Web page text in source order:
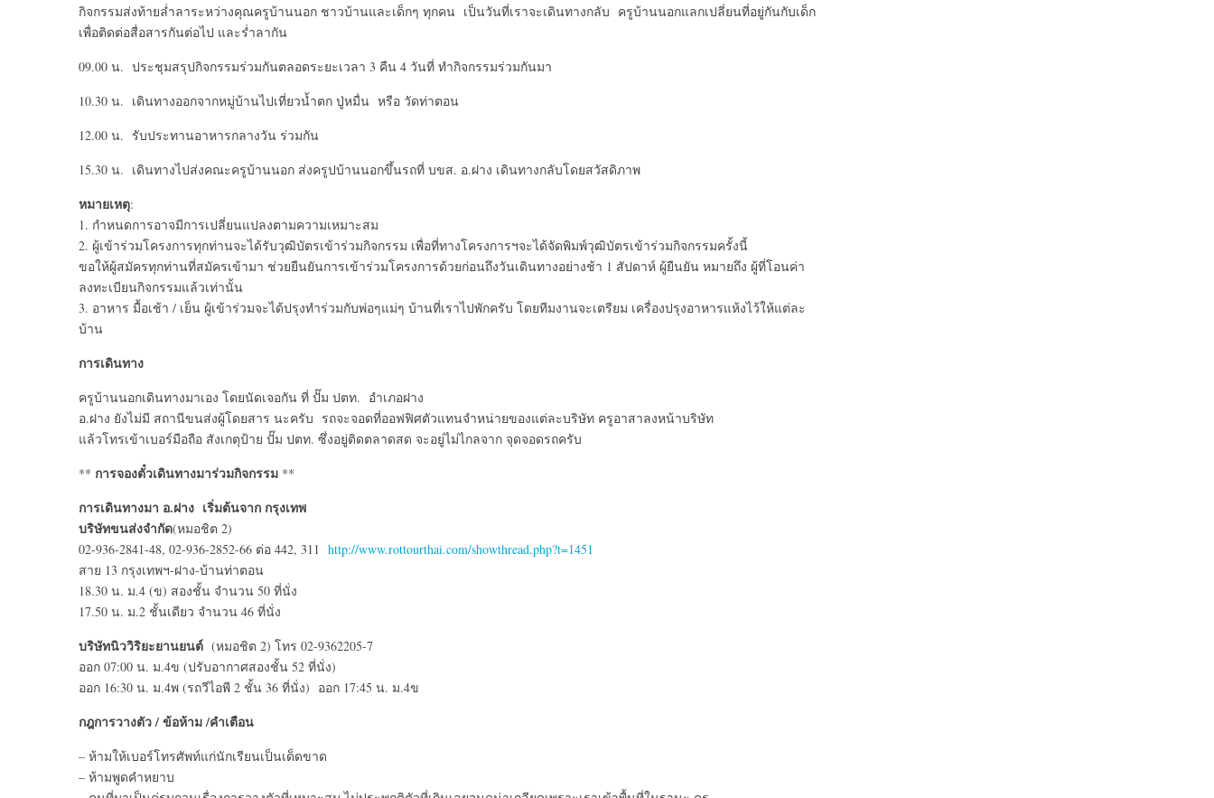
กิจกรรมส่งท้ายล่ำลาระหว่างคุณครูบ้านนอก ชาวบ้านและเด็กๆ ทุกคน เป็นวันที่เราจะเดินทางกลับ ครูบ้านนอกแลกเปลี่ยนที่อยู่กันกับเด็ก
เพื่อติดต่อสื่อสารกันต่อไป และร่ำลากัน
09.00 น. ประชุมสรุปกิจกรรมร่วมกันตลอดระยะเวลา 3 คืน 4 วันที่ ทำกิจกรรมร่วมกันมา
10.30 น. เดินทางออกจากหมู่บ้านไปเที่ยวน้ำตก ปู่หมื่น หรือ วัดท่าตอน
12.00 น. รับประทานอาหารกลางวัน ร่วมกัน
15.30 น. เดินทางไปส่งคณะครูบ้านนอก ส่งครูปบ้านนอกขึ้นรถที่ บขส. อ.ฝาง เดินทางกลับโดยสวัสดิภาพ
หมายเหตุ:
1. กำหนดการอาจมีการเปลี่ยนแปลงตามความเหมาะสม
2. ผู้เข้าร่วมโครงการทุกท่านจะได้รับวุฒิบัตรเข้าร่วมกิจกรรม เพื่อที่ทางโครงการฯจะได้จัดพิมพ์วุฒิบัตรเข้าร่วมกิจกรรมครั้งนี้
ขอให้ผู้สมัครทุกท่านที่สมัครเข้ามา ช่วยยืนยันการเข้าร่วมโครงการด้วยก่อนถึงวันเดินทางอย่างช้า 1 สัปดาห์ ผู้ยืนยัน หมายถึง ผู้ที่โอนค่า
ลงทะเบียนกิจกรรมแล้วเท่านั้น
3. อาหาร มื้อเช้า / เย็น ผู้เข้าร่วมจะได้ปรุงทำร่วมกับพ่อๆแม่ๆ บ้านที่เราไปพักครับ โดยทีมงานจะเตรียม เครื่องปรุงอาหารแห้งไว้ให้แต่ละ
บ้าน
การเดินทาง
ครูบ้านนอกเดินทางมาเอง โดยนัดเจอกัน ที่ ปั๊ม ปตท. อำเภอฝาง
อ.ฝาง ยังไม่มี สถานีขนส่งผู้โดยสาร นะครับ รถจะจอดที่ออฟฟิศตัวแทนจำหน่ายของแต่ละบริษัท ครูอาสาลงหน้าบริษัท
แล้วโทรเข้าเบอร์มือถือ สังเกตุป้าย ปั๊ม ปตท. ซึ่งอยู่ติดตลาดสด จะอยู่ไม่ไกลจาก จุดจอดรถครับ
** การจองตั๋วเดินทางมาร่วมกิจกรรม **
การเดินทางมา อ.ฝาง เริ่มต้นจาก กรุงเทพ
บริษัทขนส่งจำกัด(หมอชิต 2)
02-936-2841-48, 02-936-2852-66 ต่อ 442, 311 http://www.rottourthai.com/showthread.php?t=1451
สาย 13 กรุงเทพฯ-ฝาง-บ้านท่าตอน
18.30 น. ม.4 (ข) สองชั้น จำนวน 50 ที่นั่ง
17.50 น. ม.2 ชั้นเดียว จำนวน 46 ที่นั่ง
บริษัทนิววิริยะยานยนต์ (หมอชิต 2) โทร 02-9362205-7
ออก 07:00 น. ม.4ข (ปรับอากาศสองชั้น 52 ที่นั่ง)
ออก 16:30 น. ม.4พ (รถวีไอพี 2 ชั้น 36 ที่นั่ง) ออก 17:45 น. ม.4ข
กฎการวางตัว / ข้อห้าม /คำเตือน
– ห้ามให้เบอร์โทรศัพท์แก่นักเรียนเป็นเด็ดขาด
– ห้ามพูดคำหยาบ